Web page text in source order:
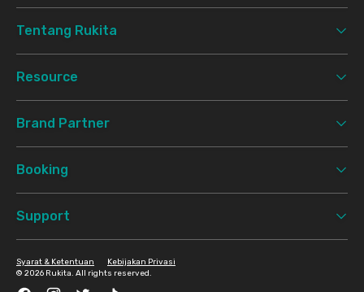
Tentang Rukita
Resource
Brand Partner
Booking
Support
© 2026 Rukita. All rights reserved.
Syarat & Ketentuan Kebijakan Privasi